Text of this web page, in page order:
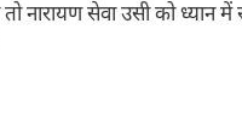
नारायण सेवा उसी को ध्यान